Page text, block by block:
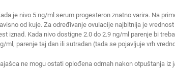
je nivo 5 ng/ml serum progesteron znatno varira. Na
od kuje. Za određivanje ovulacije najbitnija je
iznad. Kada nivo dostigne 2.0 do 2.9 ng/ml parenje bi
ml, parenje taj dan ili sutradan (tada se pojavljuje vrh
ne mogu ostati oplođena odmah nakon otpuštanja iz